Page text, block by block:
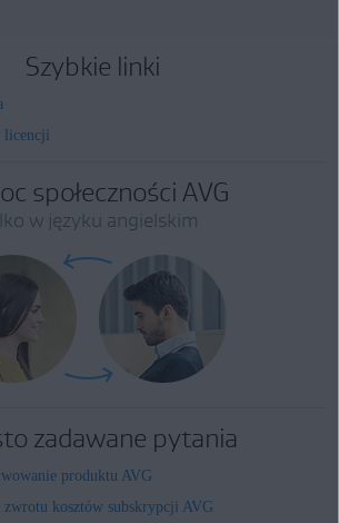
Szybkie linki
licencji
społeczności AVG
w języku angielskim
zadawane pytania
produktu AVG
zwrotu kosztów subskrypcji AVG